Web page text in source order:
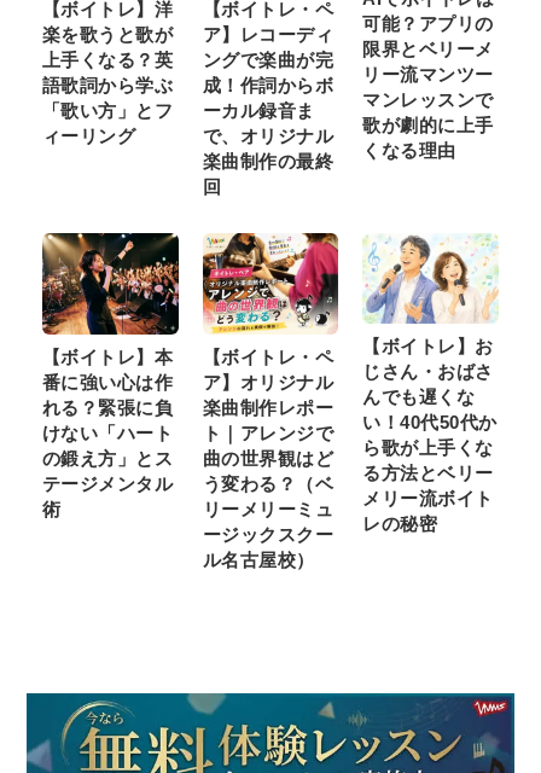
【ボイトレ】洋
楽を歌うと歌が
上手くなる？英
語歌詞から学ぶ
「歌い方」とフ
ィーリング
【ボイトレ・ペ
ア】レコーディ
ングで楽曲が完
成！作詞からボ
ーカル録音ま
で、オリジナル
楽曲制作の最終
回
可能？アプリの
限界とベリーメ
リー流マンツー
マンレッスンで
歌が劇的に上手
くなる理由
【ボイトレ】本
番に強い心は作
れる？緊張に負
けない「ハート
の鍛え方」とス
テージメンタル
術
【ボイトレ・ペ
ア】オリジナル
楽曲制作レポー
ト｜アレンジで
曲の世界観はど
う変わる？（ベ
リーメリーミュ
ージックスクー
ル名古屋校）
【ボイトレ】お
じさん・おばさ
んでも遅くな
い！40代50代か
ら歌が上手くな
る方法とベリー
メリー流ボイト
レの秘密